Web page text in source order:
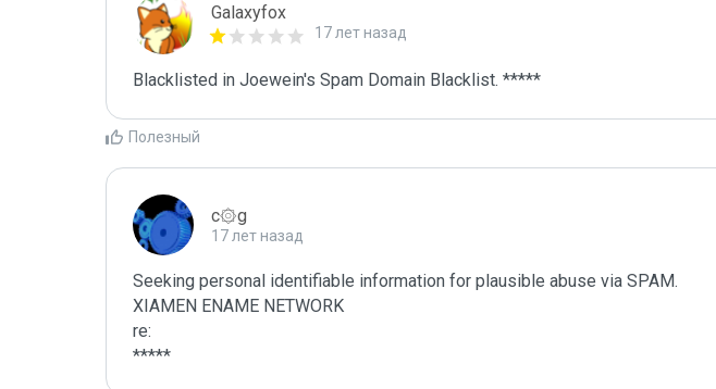
Galaxyfox
17 лет назад
Blacklisted in Joewein's Spam Domain Blacklist. *****
Полезный
c۞g
17 лет назад
Seeking personal identifiable information for plausible abuse via SPAM.
XIAMEN ENAME NETWORK
re:
*****